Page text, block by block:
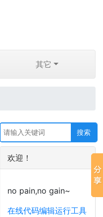
其它
欢迎！
no pain,no gain~
在线代码编辑运行工具